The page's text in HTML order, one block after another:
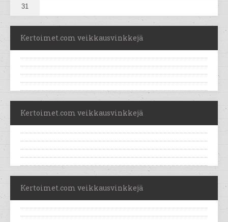
31
Kertoimet.com veikkausvinkkejä
Kertoimet.com veikkausvinkkejä
Kertoimet.com veikkausvinkkejä